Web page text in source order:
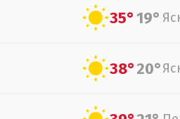
35°19°
38°20°